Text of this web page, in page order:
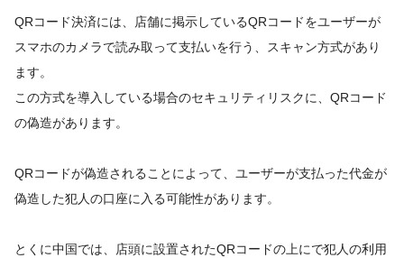
QRコード決済には、店舗に掲示しているQRコードをユーザーが
スマホのカメラで読み取って支払いを行う、スキャン方式があり
ます。
この方式を導入している場合のセキュリティリスクに、QRコード
の偽造があります。
QRコードが偽造されることによって、ユーザーが支払った代金が
偽造した犯人の口座に入る可能性があります。
とくに中国では、店頭に設置されたQRコードの上にで犯人の利用